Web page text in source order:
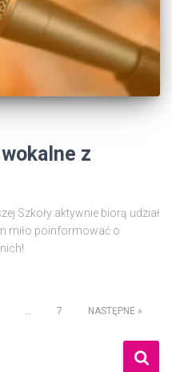
z
Szkoły aktywnie biorą udział
miło poinformować o
7 NASTĘPNE